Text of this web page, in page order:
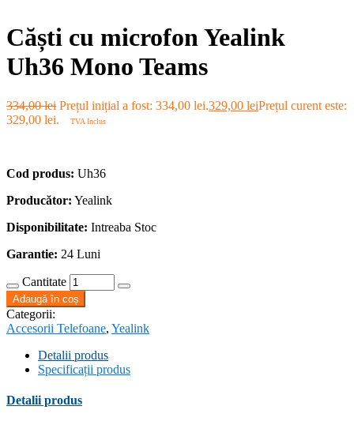
Căști cu microfon Yealink
Uh36 Mono Teams
334,00lei Prețul inițial a fost: 334,00 lei.329,00 leiPrețul curent este:
329,00 lei.
TVA Inclus
Cod produs: Uh36
Producător: Yealink
Disponibilitate: Intreaba Stoc
Garantie: 24 Luni
Cantitate
Adaugă în coș
Categorii:
Accesorii Telefoane, Yealink
Detalii produs
Specificații produs
Detalii produs